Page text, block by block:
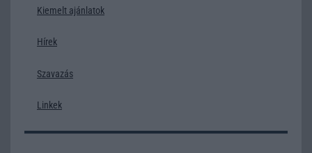
Kiemelt ajánlatok
Hírek
Szavazás
Linkek